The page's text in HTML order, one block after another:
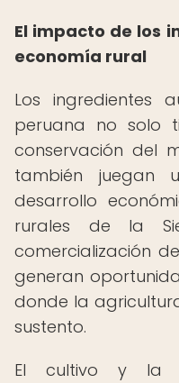
El impacto de los
economía rural
Los ingredientes
peruana no solo
conservación del
también juegan
desarrollo
rurales de la
comercialización
generan
donde la
sustento.
El cultivo y la